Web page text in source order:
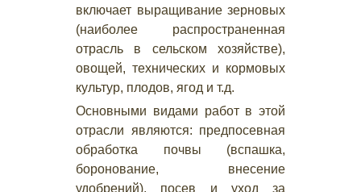
включает выращивание зерновых
(наиболее распространенная
отрасль в сельском хозяйстве),
овощей, технических и кормовых
культур, плодов, ягод и т.д.
Основными видами работ в этой
отрасли являются: предпосевная
обработка почвы (вспашка,
боронование, внесение
удобрений), посев и уход за